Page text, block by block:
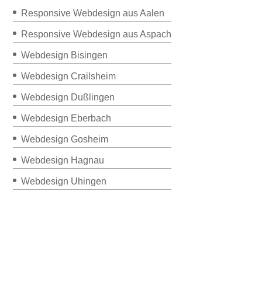
Responsive Webdesign aus Aalen
Responsive Webdesign aus Aspach
Webdesign Bisingen
Webdesign Crailsheim
Webdesign Dußlingen
Webdesign Eberbach
Webdesign Gosheim
Webdesign Hagnau
Webdesign Uhingen